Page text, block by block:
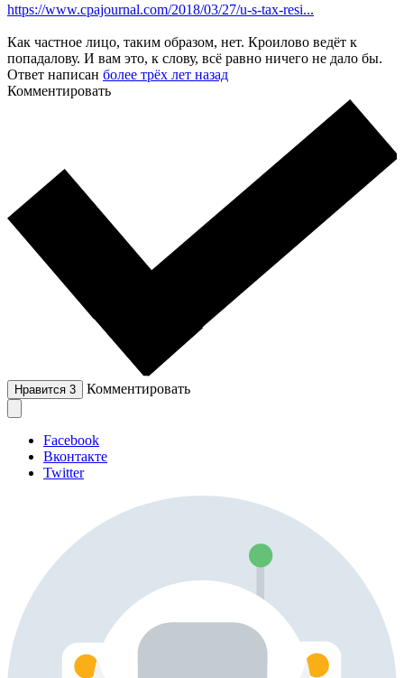
https://www.cpajournal.com/2018/03/27/u-s-tax-resi...
Как частное лицо, таким образом, нет. Кроилово ведёт к
попадалову. И вам это, к слову, всё равно ничего не дало бы.
Ответ написан более трёх лет назад
Комментировать
Нравится 3 Комментировать
Facebook
Вконтакте
Twitter